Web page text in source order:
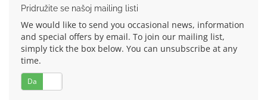
Pridružite se našoj mailing listi
We would like to send you occasional news, information
and special offers by email. To join our mailing list,
simply tick the box below. You can unsubscribe at any
time.
Da